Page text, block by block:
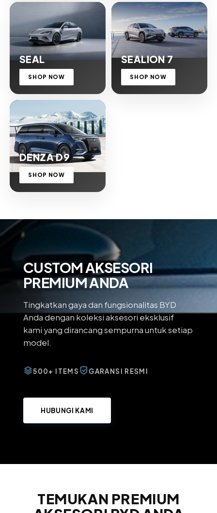
SEAL
SHOP NOW
SEALION 7
SHOP NOW
DENZA D9
SHOP NOW
CUSTOM AKSESORI
PREMIUM ANDA
Tingkatkan gaya dan fungsionalitas BYD
Anda dengan koleksi aksesori eksklusif
kami yang dirancang sempurna untuk setiap
model.
500+ ITEMS GARANSI RESMI
HUBUNGI KAMI
TEMUKAN PREMIUM